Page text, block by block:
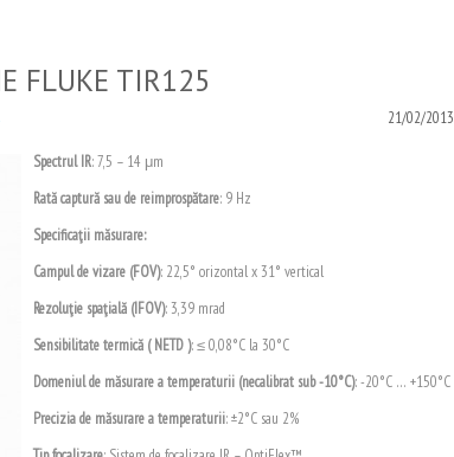
FLUKE TIR125
21/02/2013
Spectrul IR: 7,5 – 14 μm
Rată captură sau de reimprospătare: 9 Hz
Specificaţii măsurare:
Campul de vizare (FOV): 22,5° orizontal x 31° vertical
Rezoluţie spaţială (IFOV): 3,39 mrad
Sensibilitate termică ( NETD ): ≤ 0,08°C la 30°C
Domeniul de măsurare a temperaturii (necalibrat sub -10°C): -20°C … +150°C
Precizia de măsurare a temperaturii: ±2°C sau 2%